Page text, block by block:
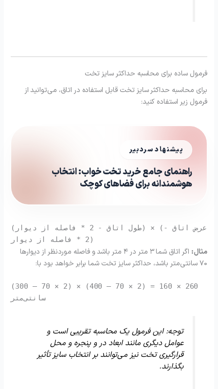
فرمول ساده برای محاسبه حداکثر سایز تخت
برای محاسبه حداکثر سایز تخت قابل استفاده در اتاق، می‌توانید از
فرمول زیر استفاده کنید:
پیشنهاد سردبیر
راهنمای جامع خرید تخت خواب: انتخاب
هوشمندانه برای فضاهای کوچک ️
(طول اتاق - 2
* فاصله از دیوار) × (عرض اتاق -
2* فاصله از دیوار)
مثال:
اگر اتاق شما ۳ متر در ۴ متر باشد و فاصله موردنظر از دیوارها
۷۰ سانتی‌متر باشد، حداکثر سایز تخت شما برابر خواهد بود با:
(300 – 70 × 2) × (400 – 70 × 2) = 160 × 260
سانتی‌متر
توجه: این فرمول یک محاسبه تقریبی است و
عوامل دیگری مانند ابعاد در و پنجره و محل
قرارگیری تخت نیز می‌توانند بر انتخاب سایز تأثیر
بگذارند.